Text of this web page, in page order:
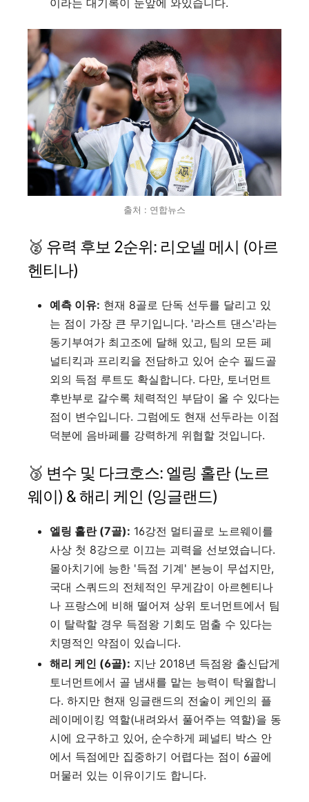
출처 : 연합뉴스
🥈 유력 후보 2순위: 리오넬 메시 (아르
헨티나)
예측 이유: 현재 8골로 단독 선두를 달리고 있
는 점이 가장 큰 무기입니다. '라스트 댄스'라는
동기부여가 최고조에 달해 있고, 팀의 모든 페
널티킥과 프리킥을 전담하고 있어 순수 필드골
외의 득점 루트도 확실합니다. 다만, 토너먼트
후반부로 갈수록 체력적인 부담이 올 수 있다는
점이 변수입니다. 그럼에도 현재 선두라는 이점
덕분에 음바페를 강력하게 위협할 것입니다.
🥉 변수 및 다크호스: 엘링 홀란 (노르
웨이) & 해리 케인 (잉글랜드)
엘링 홀란 (7골): 16강전 멀티골로 노르웨이를
사상 첫 8강으로 이끄는 괴력을 선보였습니다.
몰아치기에 능한 '득점 기계' 본능이 무섭지만,
국대 스쿼드의 전체적인 무게감이 아르헨티나
나 프랑스에 비해 떨어져 상위 토너먼트에서 팀
이 탈락할 경우 득점왕 기회도 멈출 수 있다는
치명적인 약점이 있습니다.
해리 케인 (6골): 지난 2018년 득점왕 출신답게
토너먼트에서 골 냄새를 맡는 능력이 탁월합니
다. 하지만 현재 잉글랜드의 전술이 케인의 플
레이메이킹 역할(내려와서 풀어주는 역할)을 동
시에 요구하고 있어, 순수하게 페널티 박스 안
에서 득점에만 집중하기 어렵다는 점이 6골에
머물러 있는 이유이기도 합니다.